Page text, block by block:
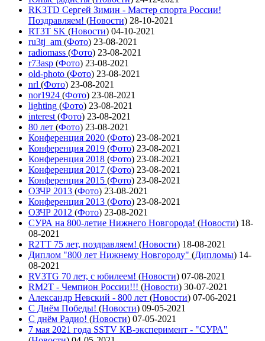
RK3TD Сергей Зимин - Мастер спорта России!
Поздравляем! (Новости) 28-10-2021
RT3T SK (Новости) 04-10-2021
ru3tj_am (Фото) 23-08-2021
radiomass (Фото) 23-08-2021
r73asp (Фото) 23-08-2021
old-photo (Фото) 23-08-2021
nrl (Фото) 23-08-2021
nor1924 (Фото) 23-08-2021
lighting (Фото) 23-08-2021
interest (Фото) 23-08-2021
80 лет (Фото) 23-08-2021
Конференция 2020 (Фото) 23-08-2021
Конференция 2019 (Фото) 23-08-2021
Конференция 2018 (Фото) 23-08-2021
Конференция 2017 (Фото) 23-08-2021
Конференция 2015 (Фото) 23-08-2021
ОЗЧР 2013 (Фото) 23-08-2021
Конференция 2013 (Фото) 23-08-2021
ОЗЧР 2012 (Фото) 23-08-2021
СУРА на 800-летие Нижнего Новгорода! (Новости) 18-
08-2021
R2TT 75 лет, поздравляем! (Новости) 18-08-2021
Диплом "800 лет Нижнему Новгороду" (Дипломы) 14-
08-2021
RV3TG 70 лет, с юбилеем! (Новости) 07-08-2021
RM2T - Чемпион России!!! (Новости) 30-07-2021
Александр Невский - 800 лет (Новости) 07-06-2021
С Днём Победы! (Новости) 09-05-2021
C днём Радио! (Новости) 07-05-2021
7 мая 2021 года SSTV КВ-эксперимент - "СУРА"